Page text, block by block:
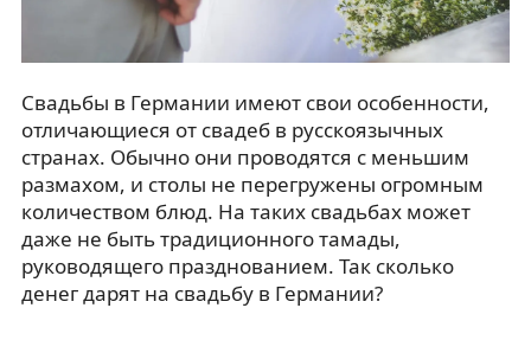
Свадьбы в Германии имеют свои особенности,
отличающиеся от свадеб в русскоязычных
странах. Обычно они проводятся с меньшим
размахом, и столы не перегружены огромным
количеством блюд. На таких свадьбах может
даже не быть традиционного тамады,
руководящего празднованием. Так сколько
денег дарят на свадьбу в Германии?